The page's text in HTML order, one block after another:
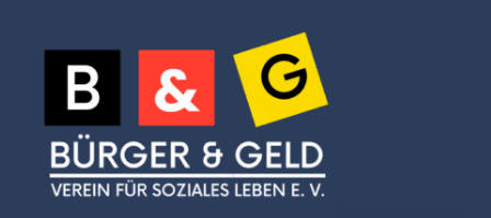
Inhalt
springen